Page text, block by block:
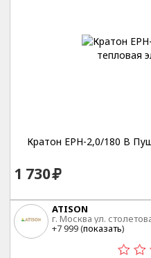
Кратон EPH-2,0/180 B
1 730
ATISON
г. Москва ул.
+7 999 (показать)